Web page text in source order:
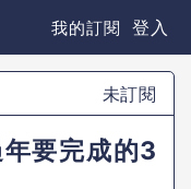
我的訂閱 登入
未訂閱
年要完成的3